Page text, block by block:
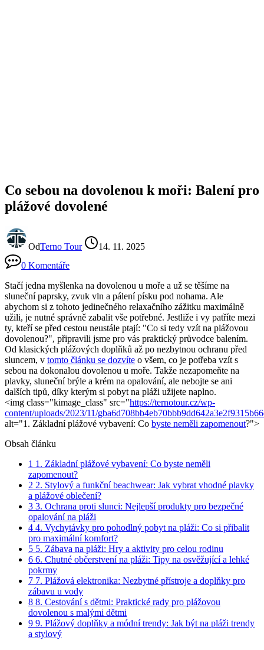
Co sebou na dovolenou k moři: Balení pro
plážové dovolené
OdTerno Tour
14. 11. 2025
0 Komentáře
Stačí jedna myšlenka na dovolenou u⁤ moře a ‍už ⁣se těšíme na
sluneční paprsky, zvuk vln a pálení písku pod nohama. Ale
abychom si z tohoto jedinečného ⁢relaxačního zážitku maximálně
užili,⁢ je nutné správně zabalit vše potřebné. Jestliže i ‌vy patříte mezi
ty, kteří se před ⁢cestou ‍neustále ptají: "Co si tedy vzít na plážovou
dovolenou?", ⁣připravili jsme pro vás ⁤praktický průvodce balením.
Od klasických plážových ​doplňků až po ⁢nezbytnou ochranu ‌před
sluncem, v tomto článku se dozvíte ⁤o všem, co je potřeba vzít s
sebou ‌na dokonalou dovolenou u moře. Takže nezapomeňte na
plavky, sluneční brýle a krém na opalování, ale nebojte se ⁣ani
dalších tipů, díky kterým si pobyt na pláži užijete ‍naplno.
<img class="kimage_class" src="https://ternotour.cz/wp-
content/uploads/2023/11/
alt="1. Základní plážové vybavení: ⁢Co byste neměli zapomenout?">
Obsah článku
1 1. Základní plážové vybavení:⁤ Co⁣ byste⁢ neměli
zapomenout?
2 2. Stylový a funkční⁣ beachwear: Jak vybrat ‌vhodné⁣ plavky⁣
a plážové oblečení?
3 3.​ Ochrana proti‍ slunci: Nejlepší⁣ produkty pro ⁤bezpečné
opalování na pláži
4 4. Vychytávky pro⁤ pohodlný ‍pobyt na pláži: ⁤Co si přibalit
pro maximální​ komfort?
5 5.‍ Zábava na pláži: Hry a ​aktivity⁤ pro ⁣celou rodinu
6 6. Chutné⁤ občerstvení na pláži: ⁤Tipy na‍ osvěžující a lehké
pokrmy
7 7. Plážová elektronika:‍ Nezbytné přístroje⁣ a doplňky pro
zábavu u vody
8 8. Cestování ⁤s ​dětmi: Praktické rady pro ‌plážovou
dovolenou s malými dětmi
9 9. Plážový doplňky ‌a ‌módní trendy: Jak být na pláži trendy
a stylový